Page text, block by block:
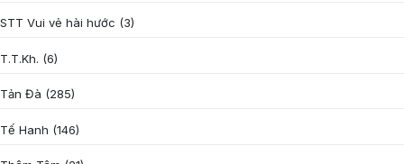
STT Vui vẻ hài hước (3)
T.T.Kh. (6)
Tản Đà (285)
Tế Hanh (146)